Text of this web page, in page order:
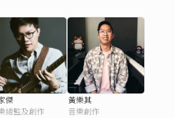
傑
總監及創作
黃樂其
音樂創作